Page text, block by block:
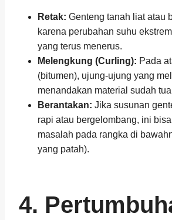
Retak: Genteng tanah liat atau
karena perubahan suhu
yang terus menerus.
Melengkung (Curling): Pada
(bitumen), ujung-ujung yang
menandakan material sudah
Berantakan: Jika susunan
rapi atau bergelombang, ini
masalah pada rangka di
yang patah).
4.